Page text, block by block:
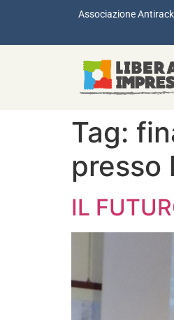
Associazione
Tag:
presso
IL